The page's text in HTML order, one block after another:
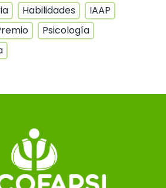
Habilidades
IAAP
Psicología